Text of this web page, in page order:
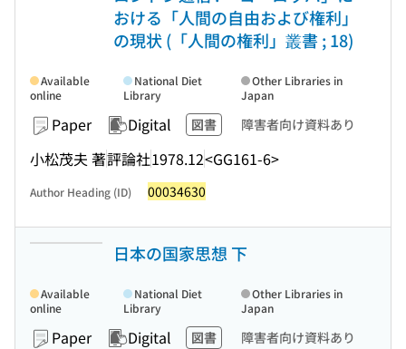
おける「人間の自由および権利」
の現状 (「人間の権利」叢書 ; 18)
Paper Digital 図書 障害者向け資料あり
小松茂夫 著評論社1978.12<GG161-6>
Available
online
National Diet
Library
Other Libraries in
Japan
Author Heading (ID) 00034630
日本の国家思想 下
Paper Digital 図書 障害者向け資料あり
Available
online
National Diet
Library
Other Libraries in
Japan